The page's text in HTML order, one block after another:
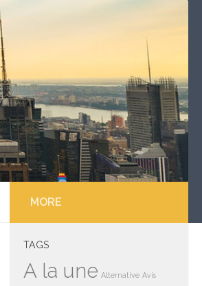
MORE
TAGS
A la une Alternative Avis